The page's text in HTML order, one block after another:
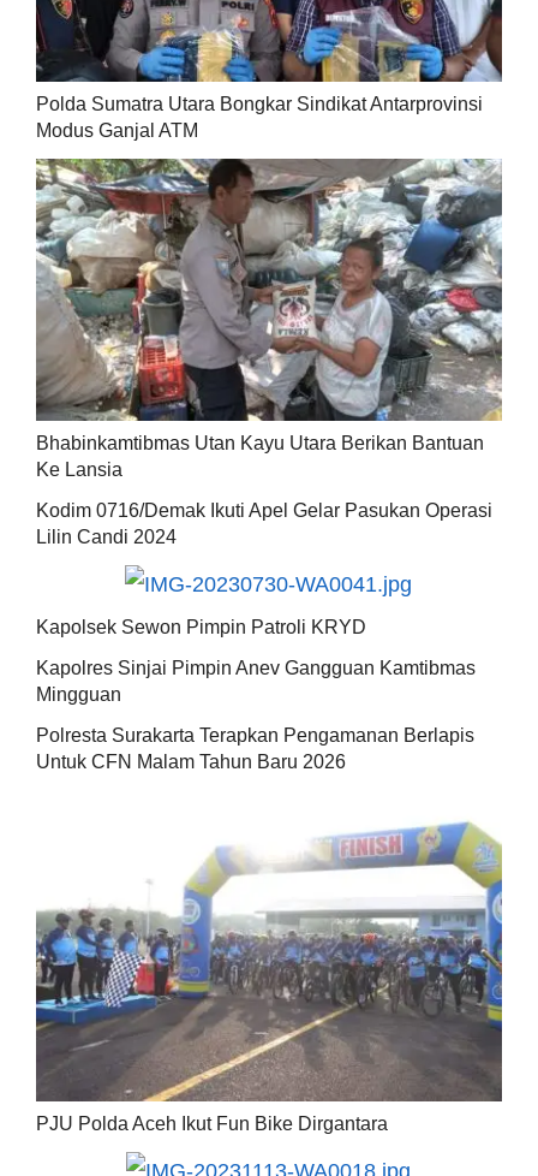
Polda Sumatra Utara Bongkar Sindikat Antarprovinsi
Modus Ganjal ATM
Bhabinkamtibmas Utan Kayu Utara Berikan Bantuan
Ke Lansia
Kodim 0716/Demak Ikuti Apel Gelar Pasukan Operasi
Lilin Candi 2024
Kapolsek Sewon Pimpin Patroli KRYD
Kapolres Sinjai Pimpin Anev Gangguan Kamtibmas
Mingguan
Polresta Surakarta Terapkan Pengamanan Berlapis
Untuk CFN Malam Tahun Baru 2026
PJU Polda Aceh Ikut Fun Bike Dirgantara